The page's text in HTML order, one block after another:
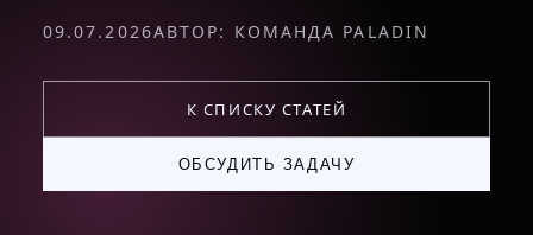
09.07.2026АВТОР: КОМАНДА PALADIN
К СПИСКУ СТАТЕЙ
ОБСУДИТЬ ЗАДАЧУ